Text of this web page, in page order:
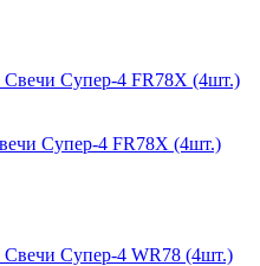
Супер-4 FR78Х (4шт.)